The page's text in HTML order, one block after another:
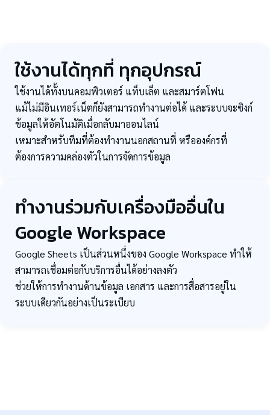
ใช้งานได้ทุกที่ ทุกอุปกรณ์
ใช้งานได้ทั้งบนคอมพิวเตอร์ แท็บเล็ต และสมาร์ตโฟน
แม้ไม่มีอินเทอร์เน็ตก็ยังสามารถทำงานต่อได้ และระบบจะซิงก์
ข้อมูลให้อัตโนมัติเมื่อกลับมาออนไลน์
เหมาะสำหรับทีมที่ต้องทำงานนอกสถานที่ หรือองค์กรที่
ต้องการความคล่องตัวในการจัดการข้อมูล
ทำงานร่วมกับเครื่องมืออื่นใน
Google Workspace
Google Sheets เป็นส่วนหนึ่งของ Google Workspace ทำให้
สามารถเชื่อมต่อกับบริการอื่นได้อย่างลงตัว
ช่วยให้การทำงานด้านข้อมูล เอกสาร และการสื่อสารอยู่ใน
ระบบเดียวกันอย่างเป็นระเบียบ